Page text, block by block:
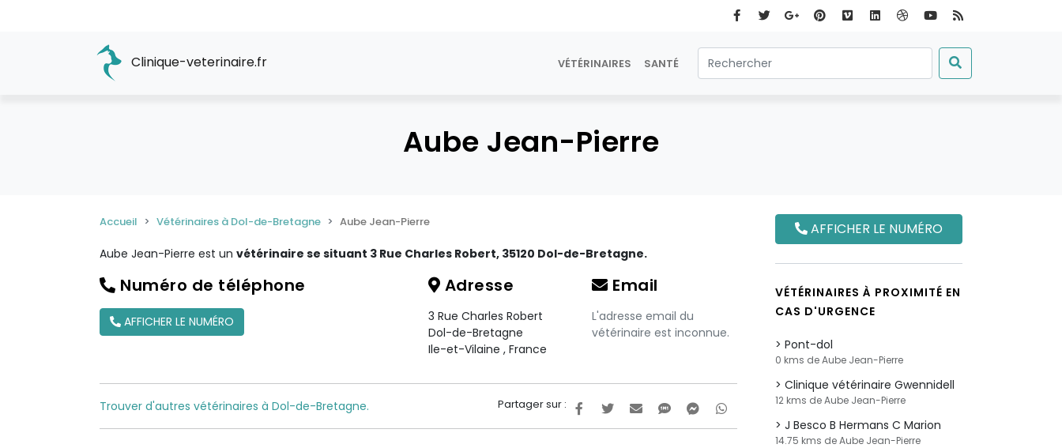
Clinique-veterinaire.fr VÉTÉRINAIRES SANTÉ
Aube Jean-Pierre
Accueil Vétérinaires à Dol-de-Bretagne Aube Jean-Pierre
Aube Jean-Pierre est un vétérinaire se situant 3 Rue Charles Robert, 35120 Dol-de-Bretagne.
Numéro de téléphone
AFFICHER LE NUMÉRO
Adresse
3 Rue Charles Robert
Dol-de-Bretagne
Ile-et-Vilaine , France
Email
L'adresse email du
vétérinaire est inconnue.
Partager sur :
Trouver d'autres vétérinaires à Dol-de-Bretagne.
AFFICHER LE NUMÉRO
VÉTÉRINAIRES À PROXIMITÉ EN
CAS D'URGENCE
Pont-dol
0 kms de Aube Jean-Pierre
Clinique vétérinaire Gwennidell
12 kms de Aube Jean-Pierre
J Besco B Hermans C Marion
14.75 kms de Aube Jean-Pierre